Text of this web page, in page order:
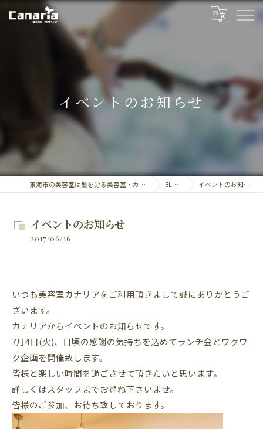
イベントのお知らせ
東海市の美容室は髪を労る美容室・カナリア BLOG イベントのお知らせ
イベントのお知らせ
2017/06/16
いつも美容室カナリアをご利用頂きまして誠にありがとうご
ざいます。
カナリアからイベントのお知らせです。
7月4日(火)、日頃の感謝の気持ちを込めてランチ会とワクワ
ク企画を開催致します。
皆様と楽しい時間を過ごさせて頂きたいと思います。
詳しくはスタッフまでお尋ね下さいませ。
皆様のご参加、お待ち致しております。